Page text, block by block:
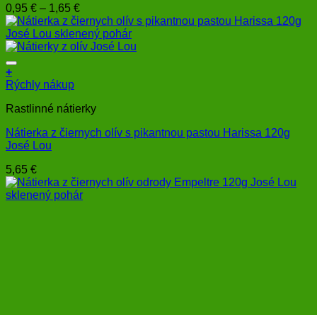
si
môžete
vybrať
na
stránke
produktu.
0,95 € – 1,65 €Price
range:
0,95 €
through
+
Rýchly nákup
Rastlinné nátierky
Nátierka z čiernych olív s pikantnou pastou Harissa 120g
José Lou
5,65 €